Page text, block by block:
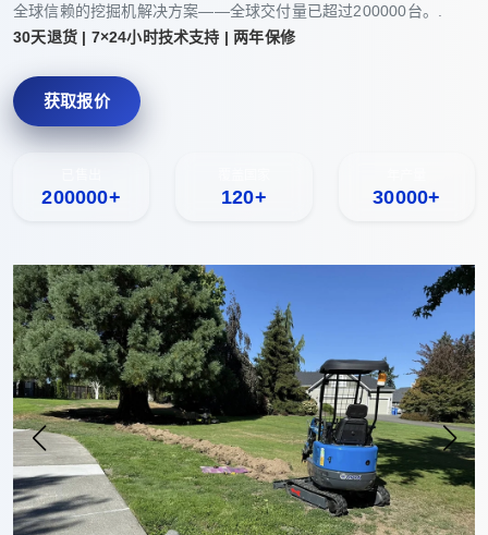
全球信赖的挖掘机解决方案——全球交付量已超过200000台。.
30天退货 | 7×24小时技术支持 | 两年保修
获取报价
200000+ 120+ 30000+